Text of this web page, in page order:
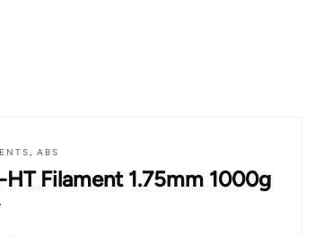
, ABS
HT Filament 1.75mm 1000g